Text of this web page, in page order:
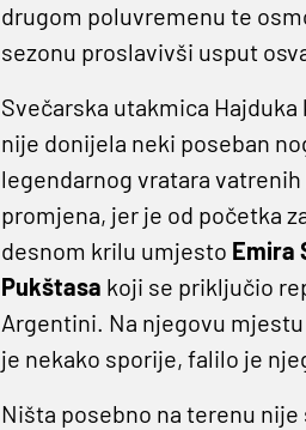
drugom poluvremenu te
sezonu proslavivši usput
Svečarska utakmica
nije donijela neki poseban
legendarnog vratara vatrenih
promjena, jer je od početka
desnom krilu umjesto Emira
Pukštasa koji se priključio
Argentini. Na njegovu
je nekako sporije, falilo je
Ništa posebno na terenu